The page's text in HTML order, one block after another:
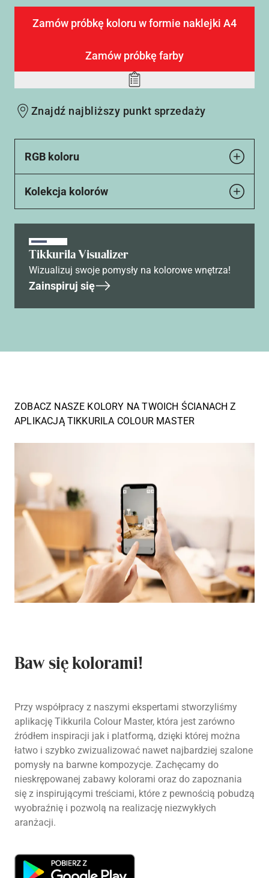
Zamów próbkę koloru w formie naklejki A4
Zamów próbkę farby
Add
wishlist
Znajdź najbliższy punkt sprzedaży
RGB koloru
Kolekcja kolorów
Tikkurila Visualizer
Wizualizuj swoje pomysły na kolorowe wnętrza!
Zainspiruj się
ZOBACZ NASZE KOLORY NA TWOICH ŚCIANACH Z
APLIKACJĄ TIKKURILA COLOUR MASTER
Baw się kolorami!
Przy współpracy z naszymi ekspertami stworzyliśmy
aplikację Tikkurila Colour Master, która jest zarówno
źródłem inspiracji jak i platformą, dzięki której można
łatwo i szybko zwizualizować nawet najbardziej szalone
pomysły na barwne kompozycje. Zachęcamy do
nieskrępowanej zabawy kolorami oraz do zapoznania
się z inspirującymi treściami, które z pewnością pobudzą
wyobraźnię i pozwolą na realizację niezwykłych
aranżacji.